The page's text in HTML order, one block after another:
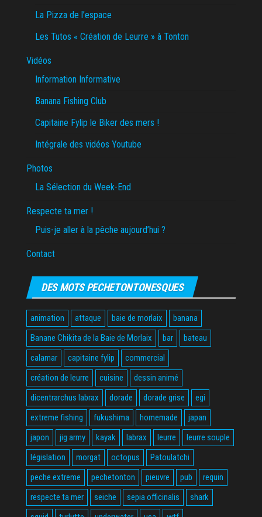
La Pizza de l’espace
Les Tutos « Création de Leurre » à Tonton
Vidéos
Information Informative
Banana Fishing Club
Capitaine Fylip le Biker des mers !
Intégrale des vidéos Youtube
Photos
La Sélection du Week-End
Respecte ta mer !
Puis-je aller à la pêche aujourd’hui ?
Contact
DES MOTS PECHETONTONESQUES
animation attaque baie de morlaix
banana
Banane Chikita de la Baie de Morlaix
bar
bateau
calamar
capitaine fylip
commercial
création de leurre
cuisine
dessin animé
dicentrarchus labrax
dorade dorade grise
egi
extreme fishing
fukushima homemade
japan
japon
jig army kayak labrax leurre
leurre souple
législation
morgat octopus
Patoulatchi
peche extreme
pechetonton pieuvre pub
requin
respecte ta mer
seiche sepia officinalis
shark